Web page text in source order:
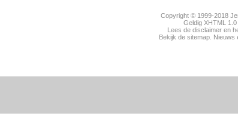
Copyright © 1999-2018
Geldig XHTML 1.0
Lees de disclaimer en
Bekijk de sitemap. Nieuws